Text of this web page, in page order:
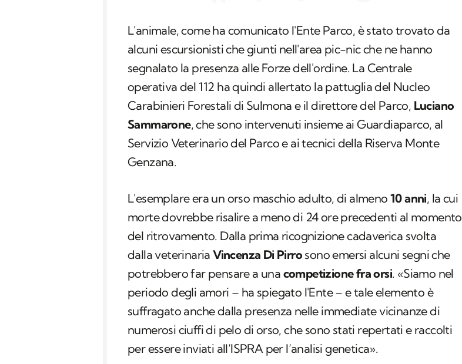
L'animale, come ha comunicato l'Ente Parco, è stato trovato da
alcuni escursionisti che giunti nell'area pic-nic che ne hanno
segnalato la presenza alle Forze dell'ordine. La Centrale
operativa del 112 ha quindi allertato la pattuglia del Nucleo
Carabinieri Forestali di Sulmona e il direttore del Parco, Luciano
Sammarone, che sono intervenuti insieme ai Guardiaparco, al
Servizio Veterinario del Parco e ai tecnici della Riserva Monte
Genzana.
L'esemplare era un orso maschio adulto, di almeno 10 anni, la cui
morte dovrebbe risalire a meno di 24 ore precedenti al momento
del ritrovamento. Dalla prima ricognizione cadaverica svolta
dalla veterinariaVincenza Di Pirro sono emersi alcuni segni che
potrebbero far pensare a una competizione fra orsi. «Siamo nel
periodo degli amori – ha spiegato l'Ente – e tale elemento è
suffragato anche dalla presenza nelle immediate vicinanze di
numerosi ciuffi di pelo di orso, che sono stati repertati e raccolti
per essere inviati all’ISPRA per l’analisi genetica».